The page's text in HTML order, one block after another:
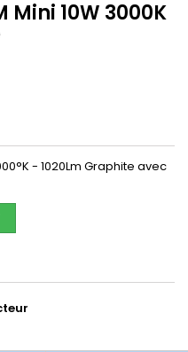
Mini 10W 3000K
- 1020Lm Graphite avec